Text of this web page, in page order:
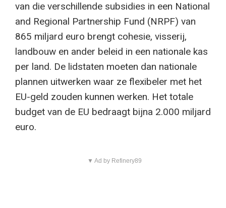
van die verschillende subsidies in een National
and Regional Partnership Fund (NRPF) van
865 miljard euro brengt cohesie, visserij,
landbouw en ander beleid in een nationale kas
per land. De lidstaten moeten dan nationale
plannen uitwerken waar ze flexibeler met het
EU-geld zouden kunnen werken. Het totale
budget van de EU bedraagt bijna 2.000 miljard
euro.
▼ Ad by Refinery89